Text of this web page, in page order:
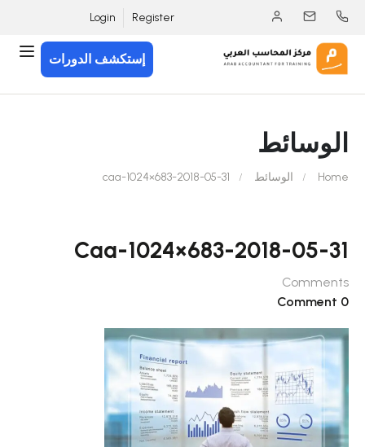
Register
Login
إستكشف الدورات
الوسائط
Home الوسائط 2018-05-31-caa-1024×683
2018-05-31-Caa-1024×683
Comments
0 Comment